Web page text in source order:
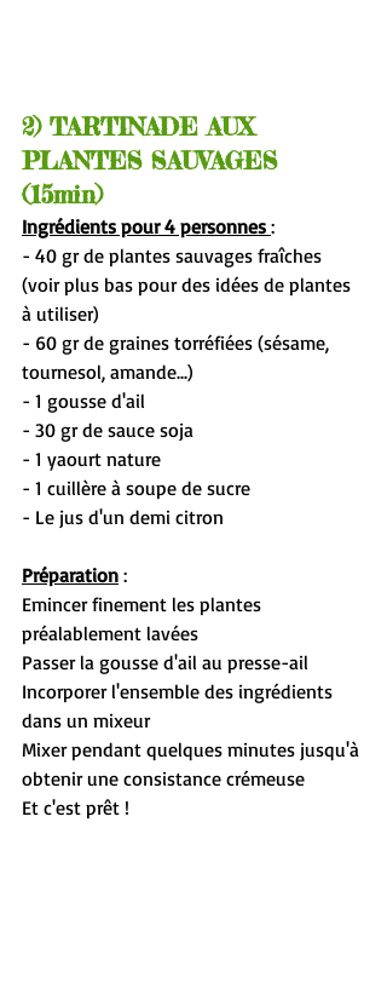
2) TARTINADE AUX
PLANTES SAUVAGES
(15min)
Ingrédients pour 4 personnes :
- 40 gr de plantes sauvages fraîches
(voir plus bas pour des idées de plantes
à utiliser)
- 60 gr de graines torréfiées (sésame,
tournesol, amande...)
- 1 gousse d'ail
- 30 gr de sauce soja
- 1 yaourt nature
- 1 cuillère à soupe de sucre
- Le jus d'un demi citron
Préparation :
Emincer finement les plantes
préalablement lavées
Passer la gousse d'ail au presse-ail
Incorporer l'ensemble des ingrédients
dans un mixeur
Mixer pendant quelques minutes jusqu'à
obtenir une consistance crémeuse
Et c'est prêt !